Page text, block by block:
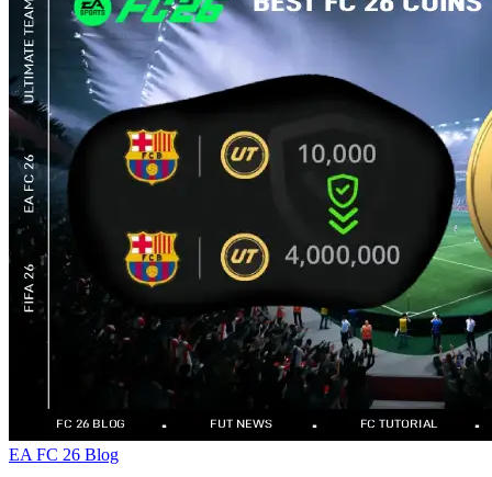
EA FC 26 Blog